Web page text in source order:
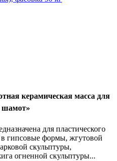
керамическая масса для
шамот»
для пластического
гипсовые формы, жгутовой
скульптуры,
огненной скульптуры...